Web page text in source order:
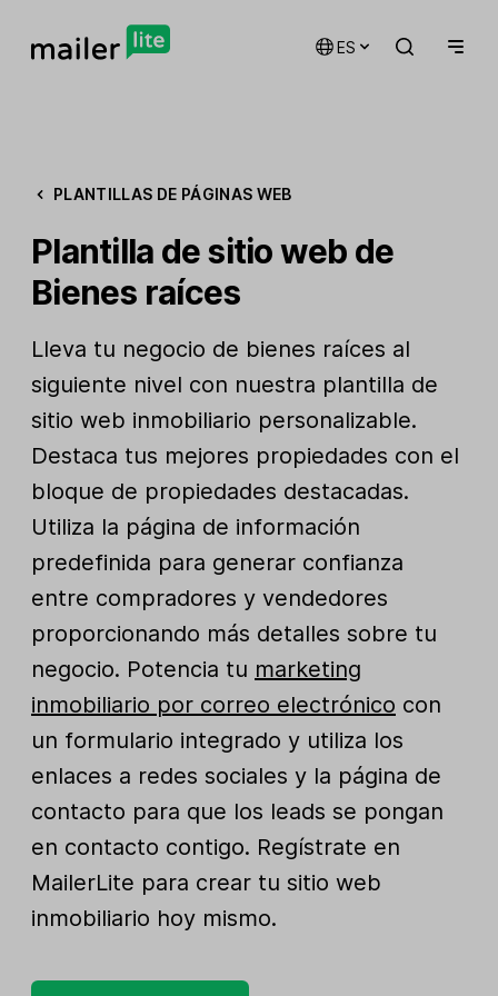
ES
PLANTILLAS DE PÁGINAS WEB
Plantilla de sitio web de
Bienes raíces
Lleva tu negocio de bienes raíces al
siguiente nivel con nuestra plantilla de
sitio web inmobiliario personalizable.
Destaca tus mejores propiedades con el
bloque de propiedades destacadas.
Utiliza la página de información
predefinida para generar confianza
entre compradores y vendedores
proporcionando más detalles sobre tu
negocio. Potencia tu marketing
inmobiliario por correo electrónico con
un formulario integrado y utiliza los
enlaces a redes sociales y la página de
contacto para que los leads se pongan
en contacto contigo. Regístrate en
MailerLite para crear tu sitio web
inmobiliario hoy mismo.